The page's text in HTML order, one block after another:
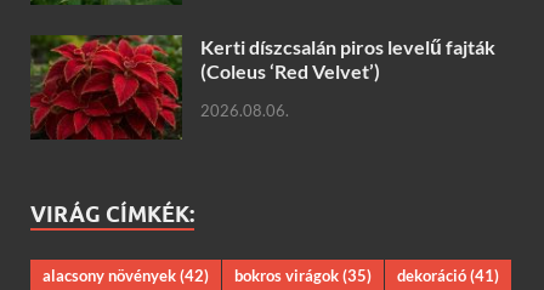
Kerti díszcsalán piros levelű fajták
(Coleus ‘Red Velvet’)
2026.08.06.
VIRÁG CÍMKÉK:
alacsony növények(42) bokros virágok(35) dekoráció(41)